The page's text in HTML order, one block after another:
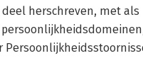
herschreven, met als